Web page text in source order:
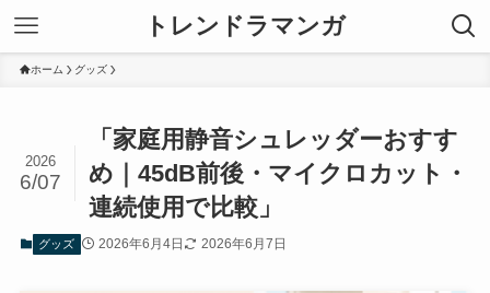
トレンドラマンガ
ホーム グッズ
「家庭用静音シュレッダーおすす
め｜45dB前後・マイクロカット・
連続使用で比較」
2026
6/07
グッズ 2026年6月4日 2026年6月7日